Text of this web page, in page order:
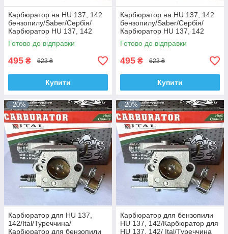
Карбюратор на HU 137, 142
бензопилу/Saber/Сербія/
Карбюратор HU 137, 142
Готово до відправки
495 ₴ 623 ₴
Купити
Карбюратор на HU 137, 142
бензопилу/Saber/Сербія/
Карбюратор HU 137, 142
Готово до відправки
495 ₴ 623 ₴
Купити
–20%
Карбюратор для HU 137,
142/Ital/Туреччина/
Карбюратор для бензопили
–20%
Карбюратор для бензопили
HU 137, 142/Карбюратор для
HU 137, 142/ Ital/Туреччина